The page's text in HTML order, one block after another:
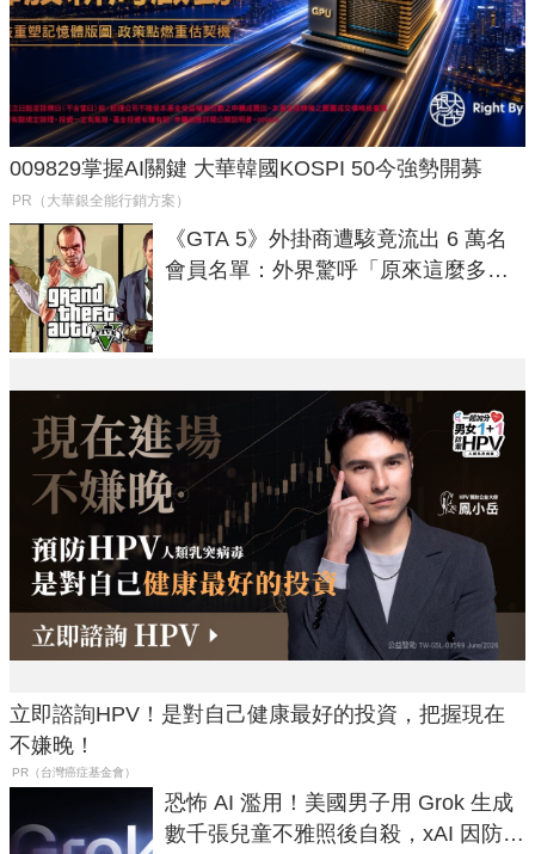
009829掌握AI關鍵 大華韓國KOSPI 50今強勢開募
PR（大華銀全能行銷方案）
《GTA 5》外掛商遭駭竟流出 6 萬名
會員名單：外界驚呼「原來這麼多人
立即諮詢HPV！是對自己健康最好的投資，把握現在
不嫌晚！
PR（台灣癌症基金會）
恐怖 AI 濫用！美國男子用 Grok 生成
數千張兒童不雅照後自殺，xAI 因防護